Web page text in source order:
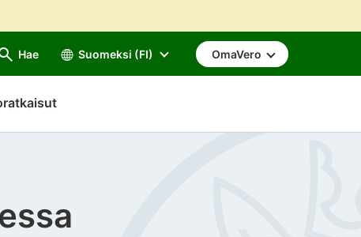
Hae Suomeksi (FI) OmaVero